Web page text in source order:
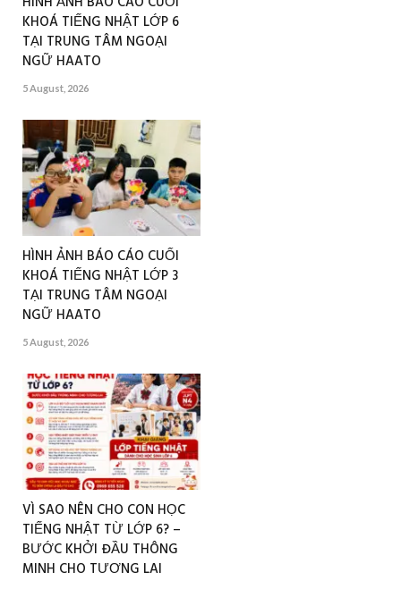
KHOÁ TIẾNG NHẬT LỚP 6
TẠI TRUNG TÂM NGOẠI
NGỮ HAATO
5 August, 2026
HÌNH ẢNH BÁO CÁO CUỐI
KHOÁ TIẾNG NHẬT LỚP 3
TẠI TRUNG TÂM NGOẠI
NGỮ HAATO
5 August, 2026
VÌ SAO NÊN CHO CON HỌC
TIẾNG NHẬT TỪ LỚP 6? –
BƯỚC KHỞI ĐẦU THÔNG
MINH CHO TƯƠNG LAI